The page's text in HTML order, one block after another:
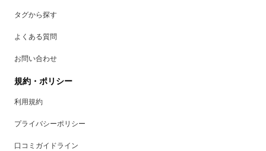
タグから探す
よくある質問
お問い合わせ
規約・ポリシー
利用規約
プライバシーポリシー
口コミガイドライン